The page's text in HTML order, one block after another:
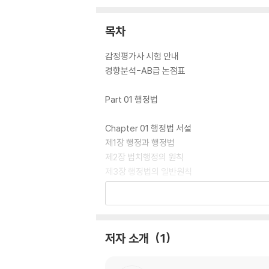
목차
감정평가사 시험 안내
경향분석-AB급 논점표
Part 01 행정법
Chapter 01 행정법 서설
제1장 행정과 행정법
제2장 법치행정의 원칙
제3장 행정법의 일반원칙
Ⅰ. 신뢰보호의 원칙
Ⅴ. 실권의 법리
저자 소개 1